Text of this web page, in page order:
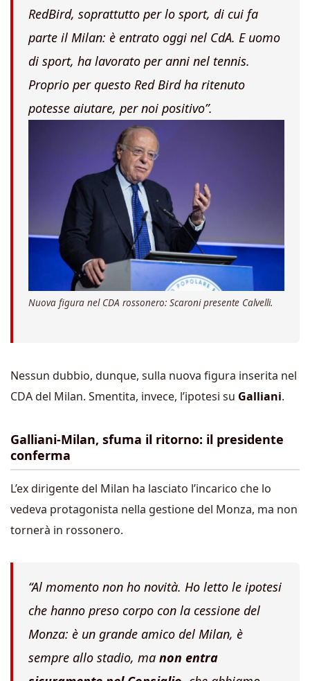
RedBird, soprattutto per lo sport, di cui fa
parte il Milan: è entrato oggi nel CdA. E uomo
di sport, ha lavorato per anni nel tennis.
Proprio per questo Red Bird ha ritenuto
potesse aiutare, per noi positivo”.
Nuova figura nel CDA rossonero: Scaroni presente Calvelli.
Nessun dubbio, dunque, sulla nuova figura inserita nel
CDA del Milan. Smentita, invece, l’ipotesi su Galliani.
Galliani-Milan, sfuma il ritorno: il presidente
conferma
L’ex dirigente del Milan ha lasciato l’incarico che lo
vedeva protagonista nella gestione del Monza, ma non
tornerà in rossonero.
“Al momento non ho novità. Ho letto le ipotesi
che hanno preso corpo con la cessione del
Monza: è un grande amico del Milan, è
sempre allo stadio, ma non entra